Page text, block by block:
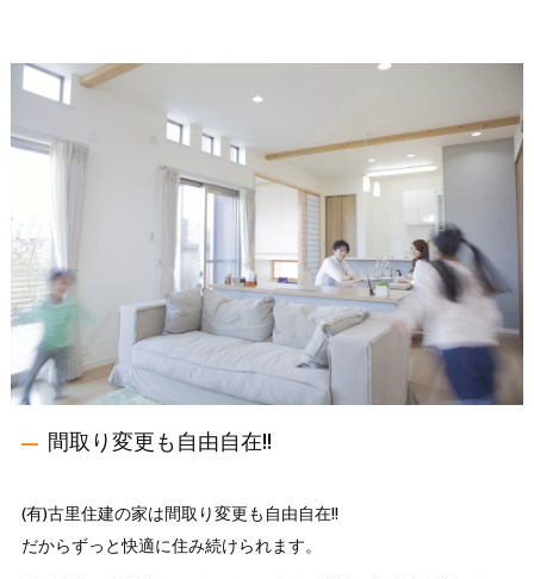
間取り変更も自由自在!!
(有)古里住建の家は間取り変更も自由自在!!
だからずっと快適に住み続けられます。